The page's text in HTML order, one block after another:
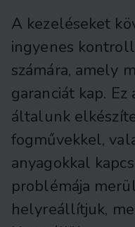
A kezeléseket
ingyenes
számára, amely
garanciát kap.
általunk
fogművekkel,
anyagokkal
problémája
helyreállítjuk,